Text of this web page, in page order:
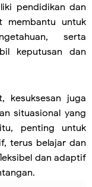
pendidikan dan
membantu untuk
serta
keputusan dan
kesuksesan juga
situasional yang
penting untuk
terus belajar dan
dan adaptif